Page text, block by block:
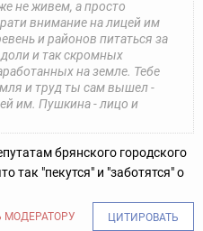
не живем, а просто
внимание на лицей им
и районов питаться за
доли и так скромных
на земле. Тебе
и труд ты сам вышел -
им. Пушкина - лицо и
брянского городского
так "пекутся" и "заботятся" о
ЦИТИРОВАТЬ